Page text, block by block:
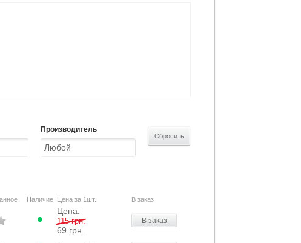
Производитель
Наличие Цена за 1шт. В заказ
Цена:
115 грн.
69 грн.
В заказ